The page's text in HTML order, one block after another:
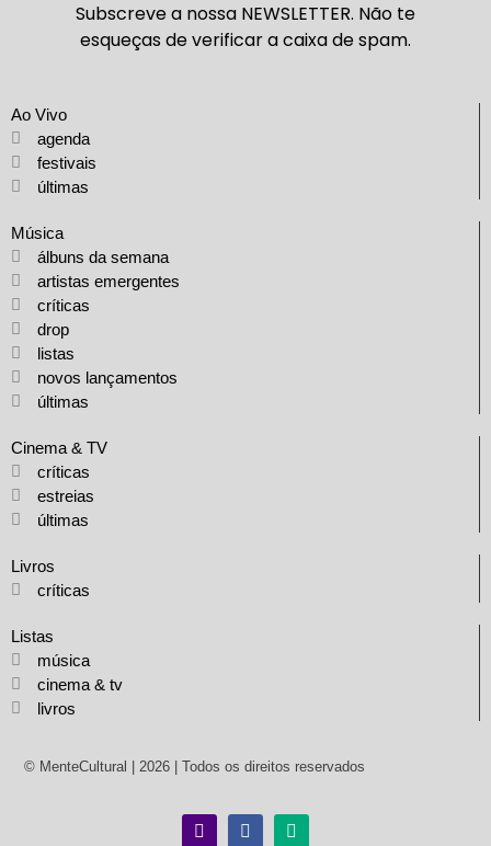
Subscreve a nossa NEWSLETTER. Não te
esqueças de verificar a caixa de spam.
Ao Vivo
agenda
festivais
últimas
Música
álbuns da semana
artistas emergentes
críticas
drop
listas
novos lançamentos
últimas
Cinema & TV
críticas
estreias
últimas
Livros
críticas
Listas
música
cinema & tv
livros
© MenteCultural | 2026 | Todos os direitos reservados